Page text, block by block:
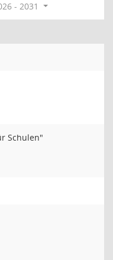
- 2031
Schulen"